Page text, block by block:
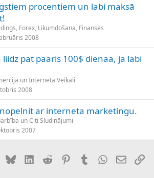
procentiem un labi maksā
Forex, Likumdošana, Finanses
2008
liidz pat paaris 100$ dienaa, ja labi
un Interneta Veikali
2008
ar interneta marketingu.
un Citi Sludinājumi
2007
X (Twitter)
BlueskyLinkedInReddit PinterestTumblrWhatsApp
E-pasts